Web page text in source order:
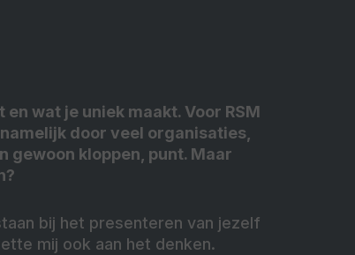
wat je uniek maakt. Voor RSM
door veel organisaties,
gewoon kloppen, punt. Maar
bij het presenteren van jezelf
mij ook aan het denken.